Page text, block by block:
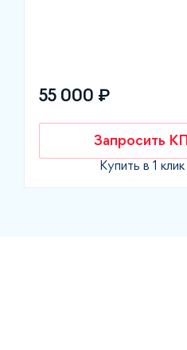
55 000 ₽
Запросить КП
Купить в 1 клик